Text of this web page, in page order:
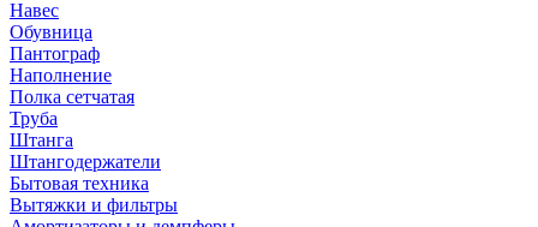
Навес
Обувница
Пантограф
Наполнение
Полка сетчатая
Труба
Штанга
Штангодержатели
Бытовая техника
Вытяжки и фильтры